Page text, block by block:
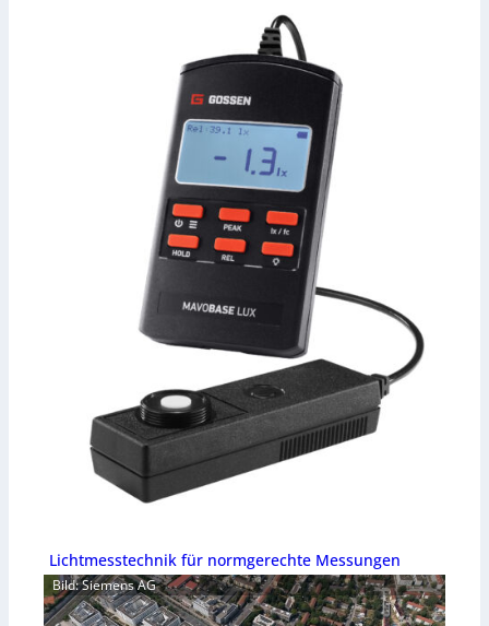
Lichtmesstechnik für normgerechte Messungen
Bild: Siemens AG